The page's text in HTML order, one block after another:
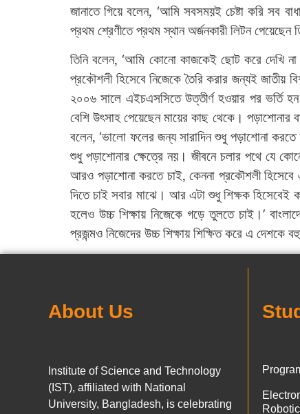
জানাতে গিয়ে বলেন, ‘আমি সবসময়ই চেষ্টা করি সব
প্রথম শ্রেণীতে প্রথম স্থান অর্জনকারী লিটন পেয়েছেন
তিনি বলেন, ‘আমি কোনো কাজকেই ছোট করে দেখি
প্রকৌশলী হিসেবে নিজেকে তৈরি করার জন্যই জাতীয়
২০০৬ সালে এইচএসসিতে উত্তীর্ণ হওয়ার পর ভর্তি
বেশি উৎসাহ পেয়েছেন মায়ের কাছ থেকে। পড়াশোনার
বলেন, ‘ভালো ফলের জন্য সারাদিন শুধু পড়াশোনা
শুধু পড়াশোনার ক্ষেত্রে নয়। জীবনে চলার পথে যে
আরও পড়াশোনা করতে চাই, কেননা প্রকৌশলী
দিতে চাই সবার মাঝে। আর এটা শুধু শিক্ষক
হলেও উচ্চ শিক্ষায় নিজেকে গড়ে তুলতে চাই।’
প্রজন্মও নিজেদের উচ্চ শিক্ষায় শিক্ষিত করে এ দেশকে
About Us
Institute of Science and Technology
(IST), affiliated with National
University, Bangladesh, is celebrating